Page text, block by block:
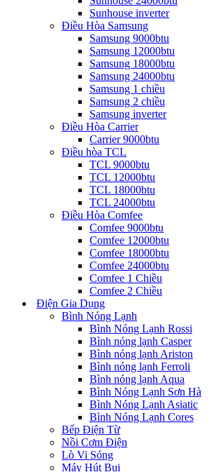
Sunhouse inverter
Điều Hòa Samsung
Samsung 9000btu
Samsung 12000btu
Samsung 18000btu
Samsung 24000btu
Samsung 1 chiều
Samsung 2 chiều
Samsung inverter
Điều Hòa Carrier
Carrier 9000btu
Điều hòa TCL
TCL 9000btu
TCL 12000btu
TCL 18000btu
TCL 24000btu
Điều Hòa Comfee
Comfee 9000btu
Comfee 12000btu
Comfee 18000btu
Comfee 24000btu
Comfee 1 Chiều
Comfee 2 Chiều
Điện Gia Dụng
Bình Nóng Lạnh
Bình Nóng Lạnh Rossi
Bình nóng lạnh Casper
Bình nóng lạnh Ariston
Bình nóng lạnh Ferroli
Bình nóng lạnh Aqua
Bình Nóng Lạnh Sơn Hà
Bình Nóng Lạnh Asiatic
Bình Nóng Lạnh Cores
Bếp Điện Từ
Nồi Cơm Điện
Lò Vi Sóng
Máy Hút Bụi